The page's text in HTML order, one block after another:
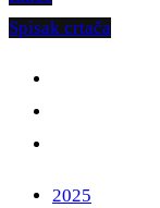
Spisak crtača
2025